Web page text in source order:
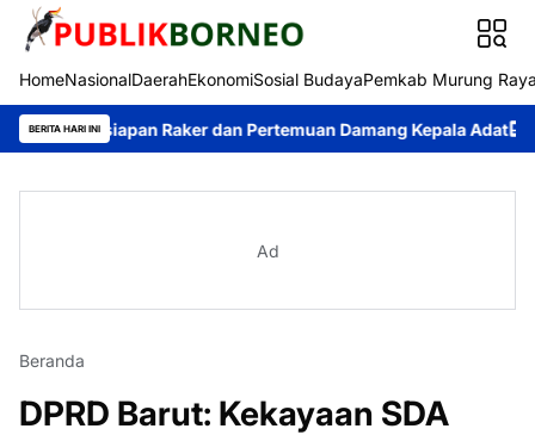
HomeNasionalDaerahEkonomiSosial BudayaPemkab Murung
BERITA HARI INIRaker dan Pertemuan Damang Kepala Adat Rahmanto
Ad
Beranda
DPRD Barut: Kekayaan SDA